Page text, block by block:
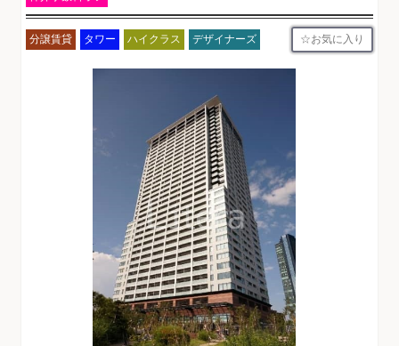
分譲賃貸 タワー ハイクラス デザイナーズ お気に入り